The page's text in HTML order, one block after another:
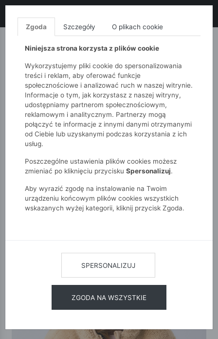
MONNARI QUIOSQUE
51015kids
Dziewczynki 2-7 lat
Bluza rozpinana z kapturem i uszami
Zgoda Szczegóły O plikach cookie
Niniejsza strona korzysta z plików cookie
Wykorzystujemy pliki cookie do spersonalizowania
treści i reklam, aby oferować funkcje
społecznościowe i analizować ruch w naszej witrynie.
Informacje o tym, jak korzystasz z naszej witryny,
udostępniamy partnerom społecznościowym,
reklamowym i analitycznym. Partnerzy mogą
połączyć te informacje z innymi danymi otrzymanymi
od Ciebie lub uzyskanymi podczas korzystania z ich
usług.
Poszczególne ustawienia plików cookies możesz
zmieniać po kliknięciu przycisku Spersonalizuj.
Aby wyrazić zgodę na instalowanie na Twoim
urządzeniu końcowym plików cookies wszystkich
wskazanych wyżej kategorii, kliknij przycisk Zgoda.
SPERSONALIZUJ
ZGODA NA WSZYSTKIE